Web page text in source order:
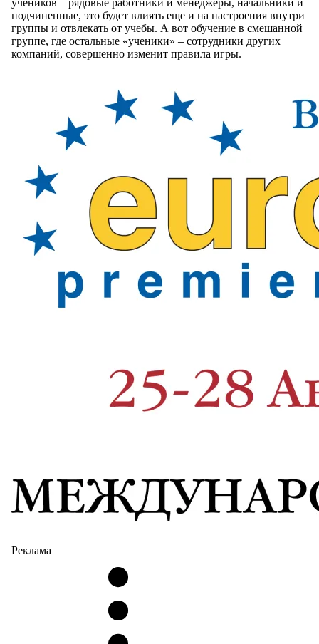
подчиненные, это будет влиять еще и на настроения внутри
группы и отвлекать от учебы. А вот обучение в смешанной
группе, где остальные «ученики» – сотрудники других
компаний, совершенно изменит правила игры.
Реклама